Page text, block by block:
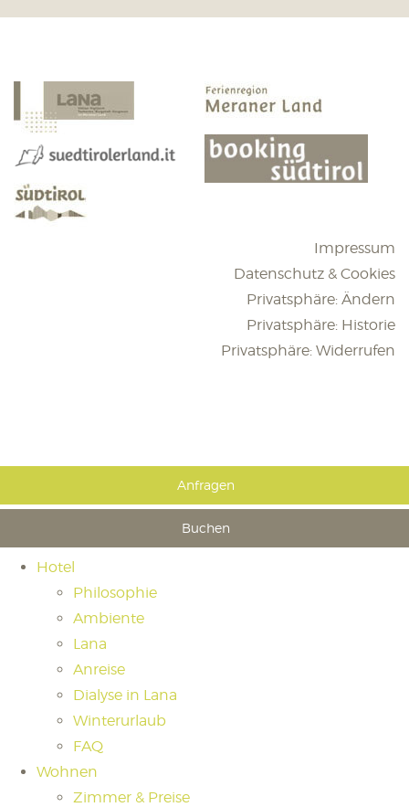
Impressum
Datenschutz & Cookies
Privatsphäre: Ändern
Privatsphäre: Historie
Privatsphäre: Widerrufen
Anfragen
Buchen
Hotel
Philosophie
Ambiente
Lana
Anreise
Dialyse in Lana
Winterurlaub
FAQ
Wohnen
Zimmer & Preise